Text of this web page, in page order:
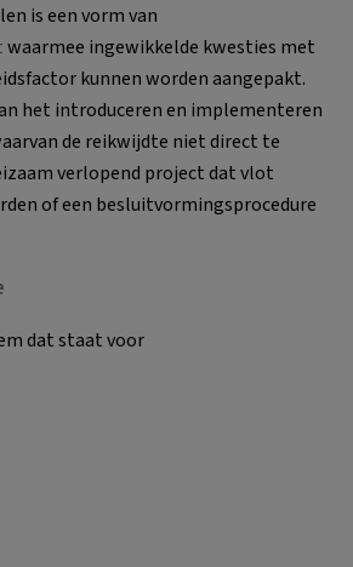
is een vorm van
waarmee ingewikkelde kwesties met
kunnen worden aangepakt.
het introduceren en implementeren
de reikwijdte niet direct te
verlopend project dat vlot
of een besluitvormingsprocedure
dat staat voor